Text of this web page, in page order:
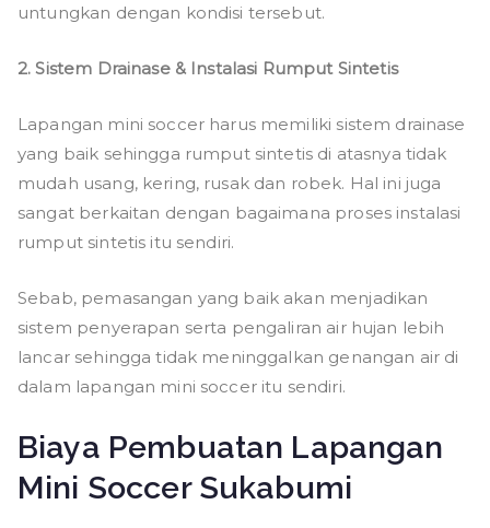
untungkan dengan kondisi tersebut.
2. Sistem Drainase & Instalasi Rumput Sintetis
Lapangan mini soccer harus memiliki sistem drainase
yang baik sehingga rumput sintetis di atasnya tidak
mudah usang, kering, rusak dan robek. Hal ini juga
sangat berkaitan dengan bagaimana proses instalasi
rumput sintetis itu sendiri.
Sebab, pemasangan yang baik akan menjadikan
sistem penyerapan serta pengaliran air hujan lebih
lancar sehingga tidak meninggalkan genangan air di
dalam lapangan mini soccer itu sendiri.
Biaya Pembuatan Lapangan
Mini Soccer Sukabumi